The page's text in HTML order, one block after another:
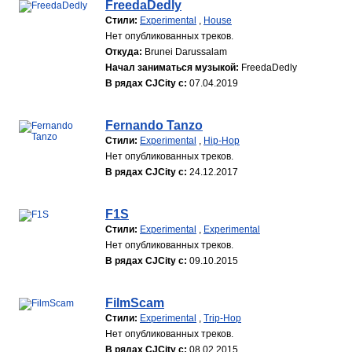
FreedaDedly
Стили: Experimental , House
Нет опубликованных треков.
Откуда: Brunei Darussalam
Начал заниматься музыкой: FreedaDedly
В рядах CJCity с: 07.04.2019
Fernando Tanzo
Стили: Experimental , Hip-Hop
Нет опубликованных треков.
В рядах CJCity с: 24.12.2017
F1S
Стили: Experimental , Experimental
Нет опубликованных треков.
В рядах CJCity с: 09.10.2015
FilmScam
Стили: Experimental , Trip-Hop
Нет опубликованных треков.
В рядах CJCity с: 08.02.2015